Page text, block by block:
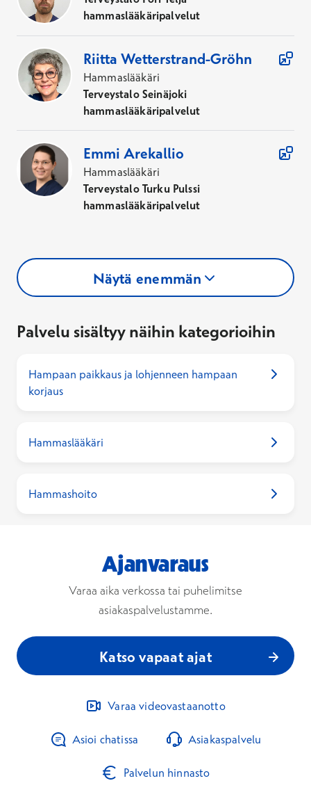
hammaslääkäripalvelut
Riitta Wetterstrand-Gröhn
Hammaslääkäri
Terveystalo Seinäjoki
hammaslääkäripalvelut
Emmi Arekallio
Hammaslääkäri
Terveystalo Turku Pulssi
hammaslääkäripalvelut
Näytä enemmän
Palvelu sisältyy näihin kategorioihin
Hampaan paikkaus ja lohjenneen hampaan
korjaus
Hammaslääkäri
Hammashoito
Ajanvaraus
Varaa aika verkossa tai puhelimitse
asiakaspalvelustamme.
Katso vapaat ajat
Varaa videovastaanotto
Asioi chatissa Asiakaspalvelu
Palvelun hinnasto